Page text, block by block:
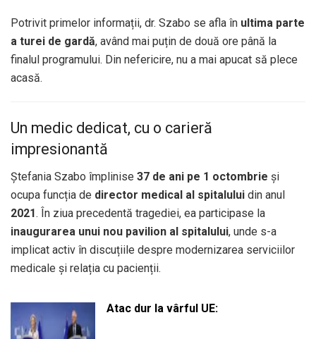
Potrivit primelor informații, dr. Szabo se afla în ultima parte
a turei de gardă, având mai puțin de două ore până la
finalul programului. Din nefericire, nu a mai apucat să plece
acasă.
Un medic dedicat, cu o carieră
impresionantă
Ștefania Szabo împlinise 37 de ani pe 1 octombrie și
ocupa funcția de director medical al spitalului din anul
2021. În ziua precedentă tragediei, ea participase la
inaugurarea unui nou pavilion al spitalului, unde s-a
implicat activ în discuțiile despre modernizarea serviciilor
medicale și relația cu pacienții.
Atac dur la vârful UE: